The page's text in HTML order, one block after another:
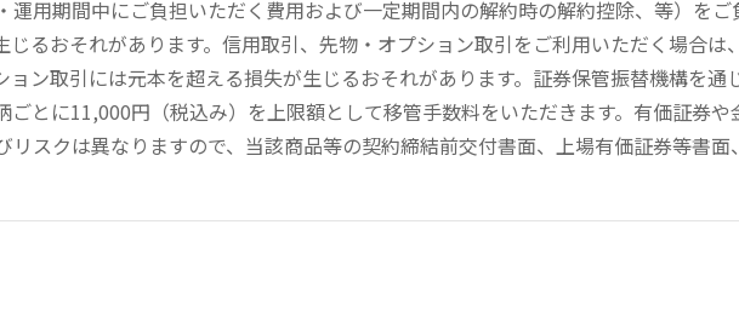
用期間中にご負担いただく費用および一定期間内の解約時の解約控除、等）をご
るおそれがあります。信用取引、先物・オプション取引をご利用いただく場合は
ン取引には元本を超える損失が生じるおそれがあります。証券保管振替機構を通
とに11,000円（税込み）を上限額として移管手数料をいただきます。有価証券や
スクは異なりますので、当該商品等の契約締結前交付書面、上場有価証券等書